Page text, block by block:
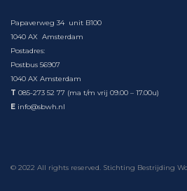
Papaverweg 34 unit B100
1040 AX Amsterdam
Postadres:
Postbus 56907
1040 AX Amsterdam
T 085-273 52 77 (ma t/m vrij 09.00 – 17.00u)
E info@sbwh.nl
© 2022 All rights reserved. Stichting Bestrijding